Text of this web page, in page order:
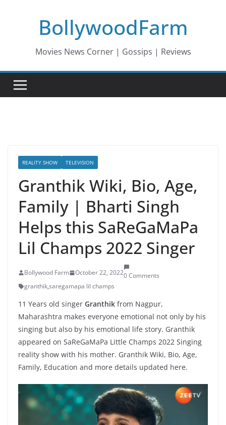
BollywoodFarm
Movies News Corner | Gossips | Reviews
REALITY SHOW TELEVISION
Granthik Wiki, Bio, Age,
Family | Bharti Singh
Helps this SaReGaMaPa
Lil Champs 2022 Singer
Bollywood Farm October 22, 20220 Comments
granthik,saregamapa lil champs
11 Years old singer Granthik from Nagpur,
Maharashtra makes everyone emotional not only by his
singing but also by his emotional life story. Granthik
appeared on SaReGaMaPa Little Champs 2022 Singing
reality show with his mother. Granthik Wiki, Bio, Age,
Family, Education and more details updated here.